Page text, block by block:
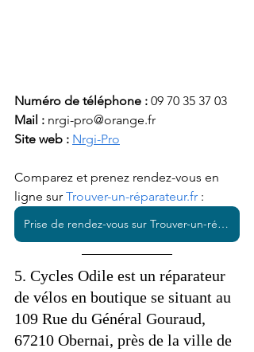
Numéro de téléphone : 09 70 35 37 03
Mail : nrgi-pro@orange.fr
Site web : Nrgi-Pro
Comparez et prenez rendez-vous en
ligne sur Trouver-un-réparateur.fr :
Prise de rendez-vous sur Trouver-un-réparateur.fr
5. Cycles Odile est un réparateur
de vélos en boutique se situant au
109 Rue du Général Gouraud,
67210 Obernai, près de la ville de